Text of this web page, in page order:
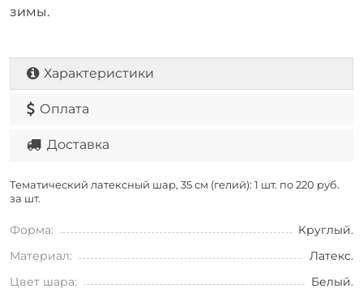
зимы.
Характеристики
Оплата
Доставка
Тематический латексный шар, 35 см (гелий): 1 шт. по 220 руб.
за шт.
Форма:
Круглый.
Материал:
Латекс.
Цвет шара:
Белый.